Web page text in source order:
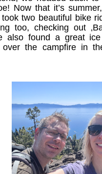
Now that it’s
took two beautiful bike
too, checking out
also found a great
over the campfire in